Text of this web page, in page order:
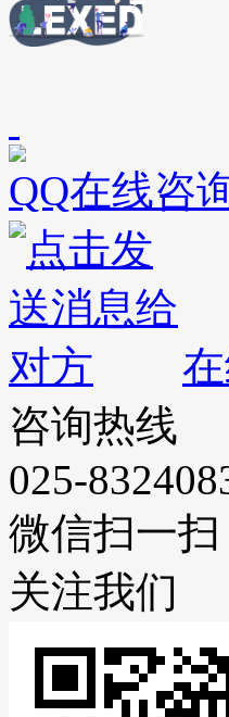
QQ在线咨
咨询热线
025-
微信扫一扫
关注我们